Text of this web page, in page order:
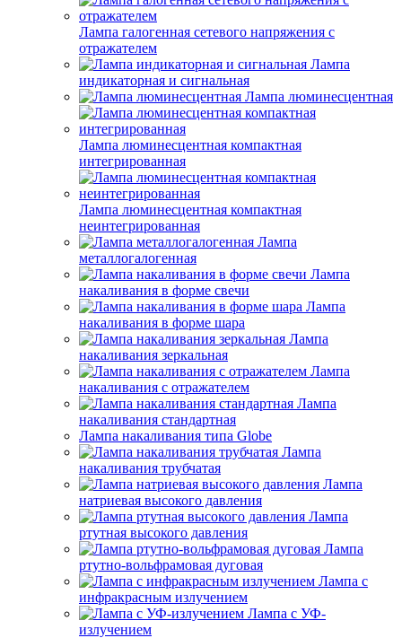
Лампа галогенная сетевого напряжения с
отражателем
Лампа
индикаторная и сигнальная
Лампа люминесцентная
Лампа люминесцентная компактная
интегрированная
Лампа люминесцентная компактная
неинтегрированная
Лампа
металлогалогенная
Лампа
накаливания в форме свечи
Лампа
накаливания в форме шара
Лампа
накаливания зеркальная
Лампа
накаливания с отражателем
Лампа
накаливания стандартная
Лампа накаливания типа Globe
Лампа
накаливания трубчатая
Лампа
натриевая высокого давления
Лампа
ртутная высокого давления
Лампа
ртутно-вольфрамовая дуговая
Лампа с
инфракрасным излучением
Лампа с УФ-
излучением